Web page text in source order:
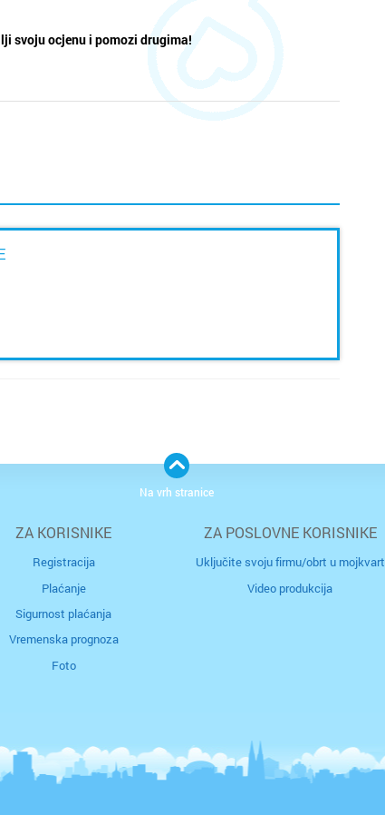
svoju ocjenu i pomozi drugima!
ZA KORISNIKE
Registracija
Plaćanje
Sigurnost plaćanja
Vremenska prognoza
Foto
ZA POSLOVNE KORISNIKE
Uključite svoju firmu/obrt u mojkvart
Video produkcija
Na vrh stranice